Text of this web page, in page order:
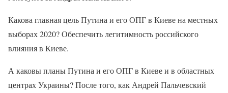
Какова главная цель Путина и его ОПГ в Киеве на местных
выборах 2020? Обеспечить легитимность российского
влияния в Киеве.
А каковы планы Путина и его ОПГ в Киеве и в областных
центрах Украины? После того, как Андрей Пальчевский